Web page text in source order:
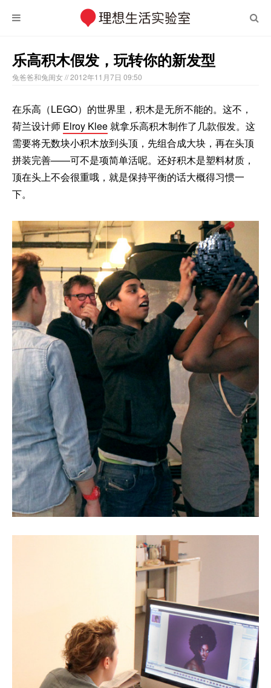
乐高积木假发，玩转你的新发型
兔爸爸和兔闺女// 2012年11月7日 09:50
在乐高（LEGO）的世界里，积木是无所不能的。这不，
荷兰设计师 Elroy Klee就拿乐高积木制作了几款假发。这
需要将无数块小积木放到头顶，先组合成大块，再在头顶
拼装完善——可不是项简单活呢。还好积木是塑料材质，
顶在头上不会很重哦，就是保持平衡的话大概得习惯一
下。